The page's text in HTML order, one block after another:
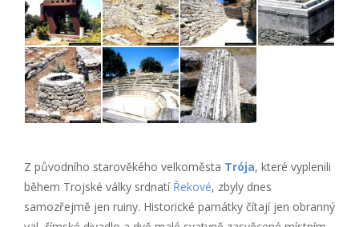
Z původního starověkého velkoměsta Trója, které vyplenili
během Trojské války srdnatí Řekové, zbyly dnes
samozřejmě jen ruiny. Historické památky čítají jen obranný